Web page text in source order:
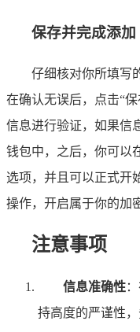
保存并完成添加
仔细核对你所填写
在确认无误后，点击“
信息进行验证，如果信
钱包中，之后，你可以
选项，并且可以正式开
操作，开启属于你的加
注意事项
信息准确性
持高度的严谨性